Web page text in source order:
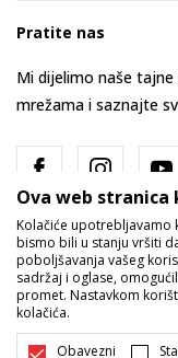
Pratite nas
Mi dijelimo naše
mrežama i saznajte
Bosna i
Ova web
Kolačiće upotrebljavamo
bismo bili u stanju vršiti
poboljšavanja vašeg
sadržaj i oglase,
promet. Nastavkom
kolačića.
Obavezni